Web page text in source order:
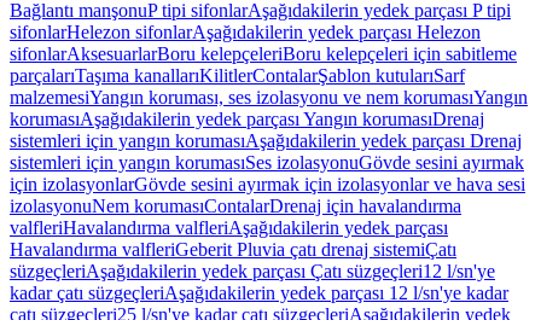
Bağlantı manşonuP tipi sifonlarAşağıdakilerin yedek parçası P tipi
sifonlarHelezon sifonlarAşağıdakilerin yedek parçası Helezon
sifonlarAksesuarlarBoru kelepçeleriBoru kelepçeleri için sabitleme
parçalarıTaşıma kanallarıKilitlerContalarŞablon kutularıSarf
malzemesiYangın koruması, ses izolasyonu ve nem korumasıYangın
korumasıAşağıdakilerin yedek parçası Yangın korumasıDrenaj
sistemleri için yangın korumasıAşağıdakilerin yedek parçası Drenaj
sistemleri için yangın korumasıSes izolasyonuGövde sesini ayırmak
için izolasyonlarGövde sesini ayırmak için izolasyonlar ve hava sesi
izolasyonuNem korumasıContalarDrenaj için havalandırma
valfleriHavalandırma valfleriAşağıdakilerin yedek parçası
Havalandırma valfleriGeberit Pluvia çatı drenaj sistemiÇatı
süzgeçleriAşağıdakilerin yedek parçası Çatı süzgeçleri12 l/sn'ye
kadar çatı süzgeçleriAşağıdakilerin yedek parçası 12 l/sn'ye kadar
çatı süzgeçleri25 l/sn'ye kadar çatı süzgeçleriAşağıdakilerin yedek